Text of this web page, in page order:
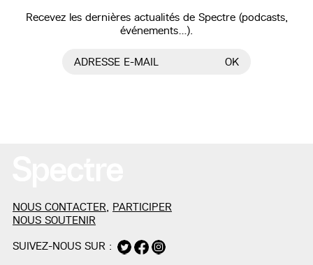
Recevez les dernières actualités de Spectre (podcasts,
événements…).
ADRESSE E-MAIL OK
NOUS CONTACTER, PARTICIPER
NOUS SOUTENIR
SUIVEZ-NOUS SUR :